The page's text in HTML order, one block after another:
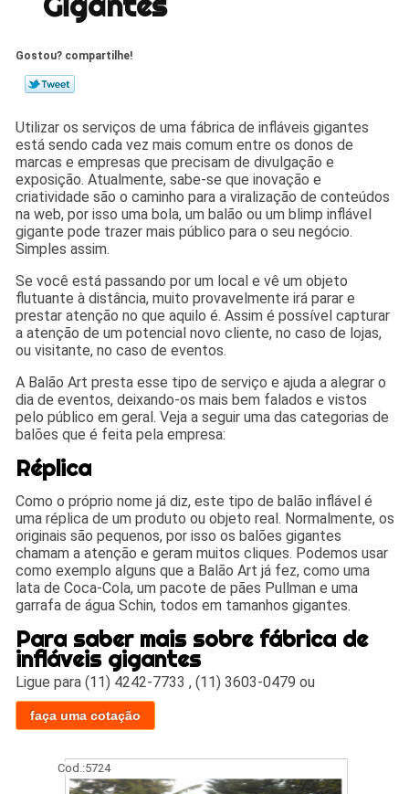
Gostou? compartilhe!
Utilizar os serviços de uma fábrica de infláveis gigantes
está sendo cada vez mais comum entre os donos de
marcas e empresas que precisam de divulgação e
exposição. Atualmente, sabe-se que inovação e
criatividade são o caminho para a viralização de conteúdos
na web, por isso uma bola, um balão ou um blimp inflável
gigante pode trazer mais público para o seu negócio.
Simples assim.
Se você está passando por um local e vê um objeto
flutuante à distância, muito provavelmente irá parar e
prestar atenção no que aquilo é. Assim é possível capturar
a atenção de um potencial novo cliente, no caso de lojas,
ou visitante, no caso de eventos.
A Balão Art presta esse tipo de serviço e ajuda a alegrar o
dia de eventos, deixando-os mais bem falados e vistos
pelo público em geral. Veja a seguir uma das categorias de
balões que é feita pela empresa:
Réplica
Como o próprio nome já diz, este tipo de balão inflável é
uma réplica de um produto ou objeto real. Normalmente, os
originais são pequenos, por isso os balões gigantes
chamam a atenção e geram muitos cliques. Podemos usar
como exemplo alguns que a Balão Art já fez, como uma
lata de Coca-Cola, um pacote de pães Pullman e uma
garrafa de água Schin, todos em tamanhos gigantes.
Para saber mais sobre fábrica de
infláveis gigantes
Ligue para(11) 4242-7733 ,(11) 3603-0479 ou
faça uma cotação
Cod.:5724